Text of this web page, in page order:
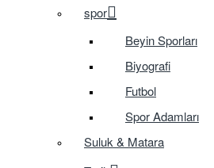
spor
Beyin Sporları
Biyografi
Futbol
Spor Adamları
Suluk & Matara